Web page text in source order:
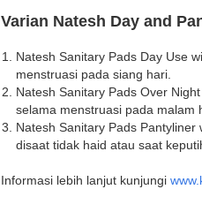
Varian Natesh Day and
Natesh Sanitary Pads Day Use
menstruasi pada siang hari.
Natesh Sanitary Pads Over
selama menstruasi pada malam
Natesh Sanitary Pads
disaat tidak haid atau saat
Informasi lebih lanjut kunjungi